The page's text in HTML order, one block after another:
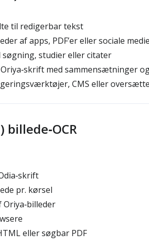
til redigerbar tekst
af apps, PDF’er eller sociale
studier eller citater
med sammensætninger
CMS eller
pr. kørsel
Oriya‑billeder
eller søgbar PDF